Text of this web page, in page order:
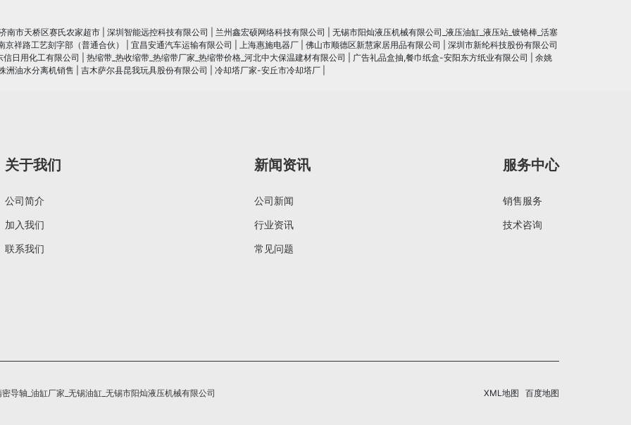
南市天桥区赛氏农家超市 深圳智能远控科技有限公司 兰州鑫宏硕网络科技有限公司
无锡市阳灿液压机械有限公司_液压油缸_液压站_镀铬棒_活塞
京祥路工艺刻字部（普通合伙）
宜昌安通汽车运输有限公司 上海惠施电器厂 佛山市顺德区新慧家居用品有限公司
深圳市新纶科技股份有限公司
信日用化工有限公司
热缩带_热收缩带_热缩带厂家_热缩带价格_河北中大保温建材有限公司 广告礼品盒抽,餐巾纸盒-安阳东方纸业有限公司
余姚
洲油水分离机销售
吉木萨尔县昆我玩具股份有限公司 冷却塔厂家-安丘市冷却塔厂
关于我们
公司简介
加入我们
联系我们
新闻资讯
公司新闻
行业资讯
常见问题
服务中心
销售服务
技术咨询
导轴_油缸厂家_无锡油缸_无锡市阳灿液压机械有限公司 XML地图 百度地图